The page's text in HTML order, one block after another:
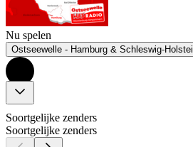
Nu spelen
Ostseewelle - Hamburg & Schleswig-
Soortgelijke zenders
Soortgelijke zenders